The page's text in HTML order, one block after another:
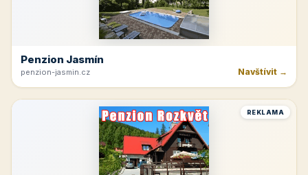
Penzion Jasmín
penzion-jasmin.cz Navštívit →
REKLAMA